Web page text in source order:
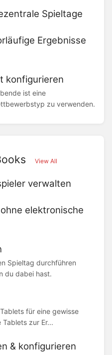
Spieltage
Ergebnisse
konfigurieren
ist eine
zu verwenden.
View All
verwalten
elektronische
Spieltag durchführen
du dabei hast.
für eine gewisse
zur Er...
& konfigurieren